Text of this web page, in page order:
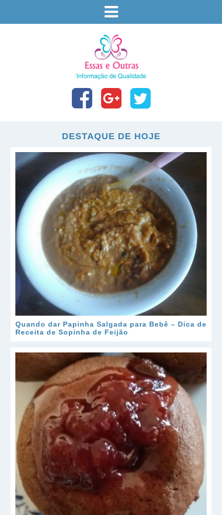
DESTAQUE DE HOJE
Quando dar Papinha Salgada para Bebê – Dica de
Receita de Sopinha de Feijão